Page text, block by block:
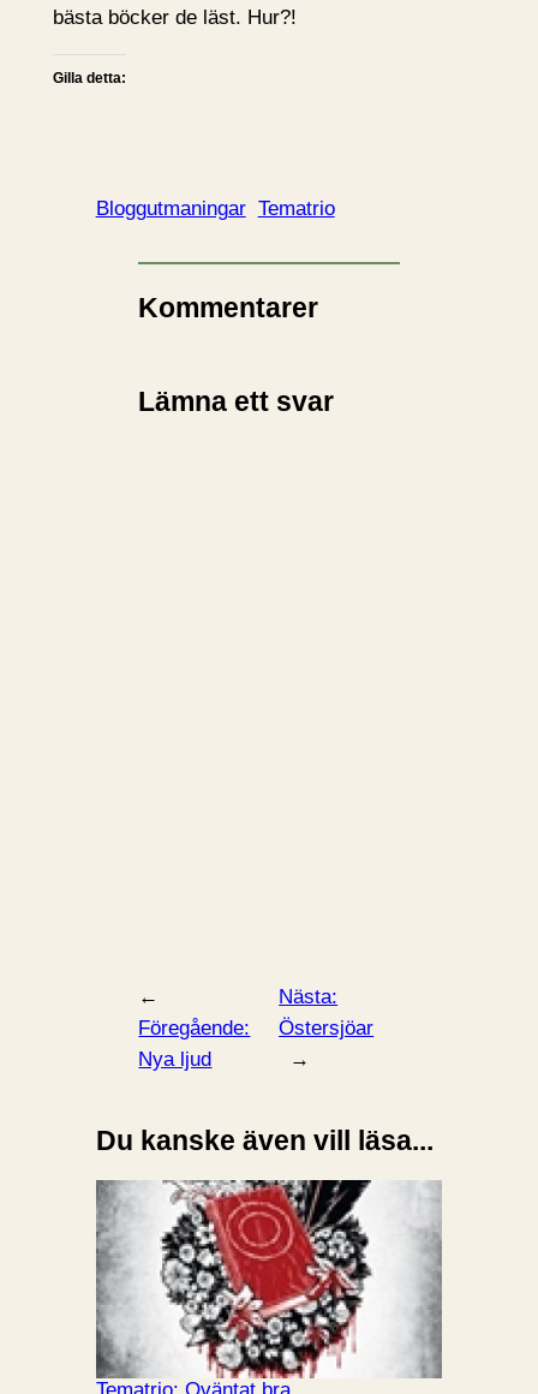
bästa böcker de läst. Hur?!
Gilla detta:
Bloggutmaningar Tematrio
Kommentarer
Lämna ett svar
←
Föregående:
Nya ljud
Nästa:
Östersjöar
→
Du kanske även vill läsa...
Tematrio: Oväntat bra